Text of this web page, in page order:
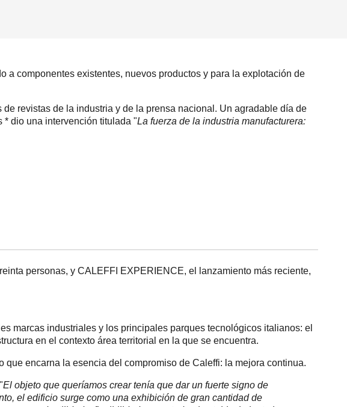
componentes existentes, nuevos productos y para la explotación de
revistas de la industria y de la prensa nacional. Un agradable día de
* dio una intervención titulada "La fuerza de la industria manufacturera:
personas, y CALEFFI EXPERIENCE, el lanzamiento más reciente,
marcas industriales y los principales parques tecnológicos italianos: el
en el contexto área territorial en la que se encuentra.
encarna la esencia del compromiso de Caleffi: la mejora continua.
El objeto que queríamos crear tenía que dar un fuerte signo de
el edificio surge como una exhibición de gran cantidad de